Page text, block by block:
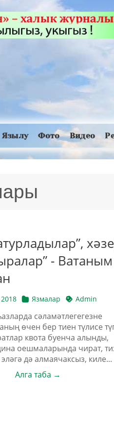
Язылу Фото Видео
- Ватаным
Язмалар Admin
сәламәтлегегезне
өчен бер тиен түлисе
квота буенча алынды,
оешмаларында чират,
дә алмаячаксыз, киле...
Алга таба →